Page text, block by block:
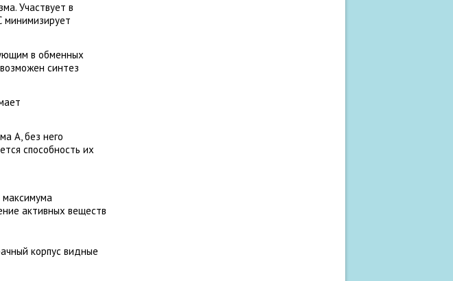
Участвует в
минимизирует
в обменных
синтез
А, без него
способность их
активных веществ
корпус видные